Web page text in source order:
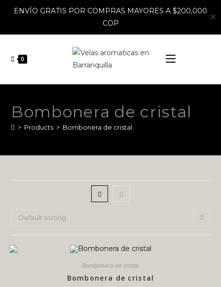
ENVÍO GRATIS POR COMPRAS MAYORES A $200,000
COP
✕
0
Bombonera de cristal
> Products > Bombonera de cristal
Default sorting
Bombonera de cristal
Bombonera de cristal